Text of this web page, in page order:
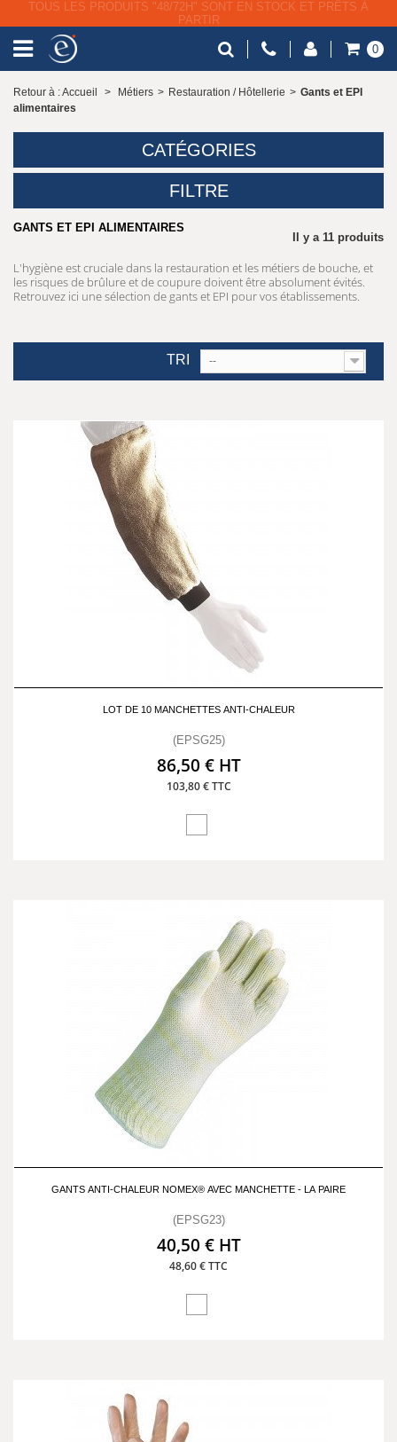
LIVRAISON GRATUITE À PARTIR DE 79€ HT
0
Retour à : Accueil > Métiers > Restauration / Hôtellerie > Gants et EPI
alimentaires
CATÉGORIES
FILTRE
GANTS ET EPI ALIMENTAIRES
Il y a 11 produits
L'hygiène est cruciale dans la restauration et les métiers de bouche, et
les risques de brûlure et de coupure doivent être absolument évités.
Retrouvez ici une sélection de gants et EPI pour vos établissements.
TRI --
LOT DE 10 MANCHETTES ANTI-CHALEUR
(EPSG25)
86,50 € HT
103,80 € TTC
GANTS ANTI-CHALEUR NOMEX® AVEC MANCHETTE - LA PAIRE
(EPSG23)
40,50 € HT
48,60 € TTC